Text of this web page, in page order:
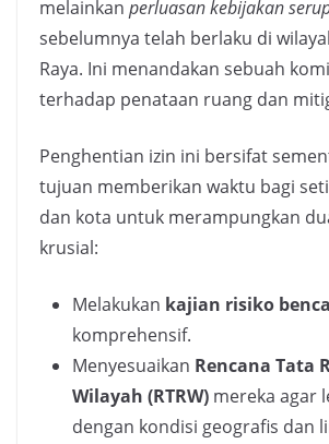
melainkan perluasan kebijakan
sebelumnya telah berlaku di
Raya. Ini menandakan sebuah
terhadap penataan ruang dan
Penghentian izin ini bersifat
tujuan memberikan waktu bagi
dan kota untuk merampungkan
krusial:
Melakukan kajian risiko
komprehensif.
Menyesuaikan Rencana Tata
Wilayah (RTRW) mereka agar
dengan kondisi geografis dan